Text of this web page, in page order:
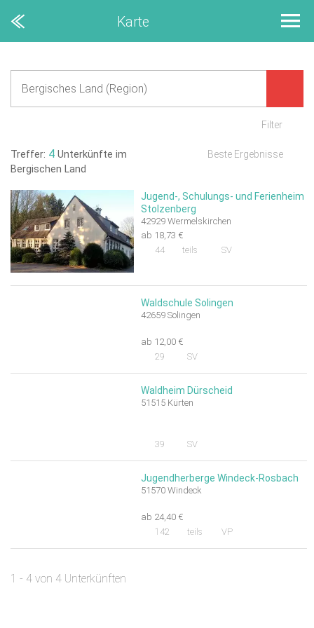
Karte
Filter
Treffer: 4 Unterkünfte im
Bergischen Land
Beste Ergebnisse
Jugend-, Schulungs- und Ferienheim
Stolzenberg
42929 Wermelskirchen
ab 18,73 €
44
teils SV
Waldschule Solingen
42659 Solingen
ab 12,00 €
29
SV
Waldheim Dürscheid
51515 Kürten
39 SV
Jugendherberge Windeck-Rosbach
51570 Windeck
ab 24,40 €
142
teils VP
1 - 4 von 4 Unterkünften